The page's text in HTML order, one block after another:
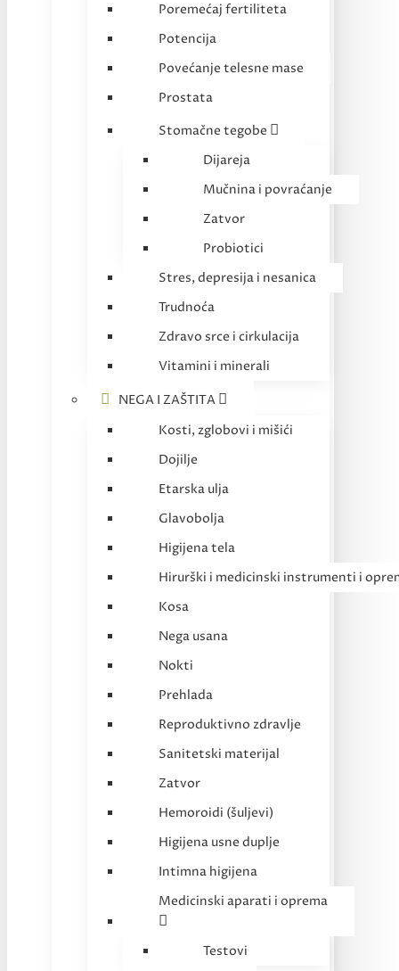
Poremećaj fertiliteta
Potencija
Povećanje telesne mase
Prostata
Stomačne tegobe
Dijareja
Mučnina i povraćanje
Zatvor
Probiotici
Stres, depresija i nesanica
Trudnoća
Zdravo srce i cirkulacija
Vitamini i minerali
NEGA I ZAŠTITA
Kosti, zglobovi i mišići
Dojilje
Etarska ulja
Glavobolja
Higijena tela
Hirurški i medicinski instrumenti i
Kosa
Nega usana
Nokti
Prehlada
Reproduktivno zdravlje
Sanitetski materijal
Zatvor
Hemoroidi (šuljevi)
Higijena usne duplje
Intimna higijena
Medicinski aparati i oprema
Testovi